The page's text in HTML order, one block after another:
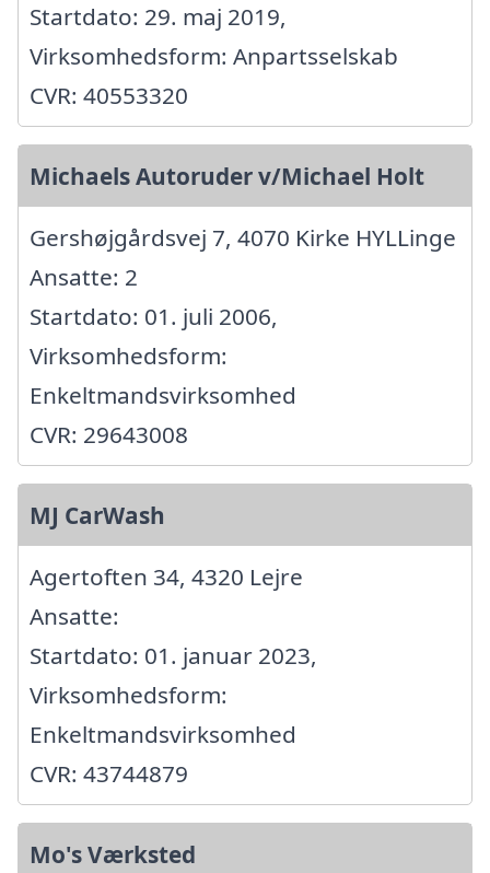
Startdato: 29. maj 2019,
Virksomhedsform: Anpartsselskab
CVR: 40553320
Michaels Autoruder v/Michael Holt
Gershøjgårdsvej 7, 4070 Kirke HYLLinge
Ansatte: 2
Startdato: 01. juli 2006,
Virksomhedsform:
Enkeltmandsvirksomhed
CVR: 29643008
MJ CarWash
Agertoften 34, 4320 Lejre
Ansatte:
Startdato: 01. januar 2023,
Virksomhedsform:
Enkeltmandsvirksomhed
CVR: 43744879
Mo's Værksted